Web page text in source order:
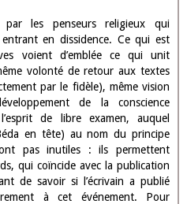
artistique, littéraire
l’appétit de savoir sont d’autant
Universités s’est englué jusque-là
de sens critique qui règne à
le recours aux textes
qui vont marquer la formation de
l’occasion de rappeler aux
qui vient du latin “humanitas”,
de l’esprit. De là les “lettres
personnel et sensible avec les